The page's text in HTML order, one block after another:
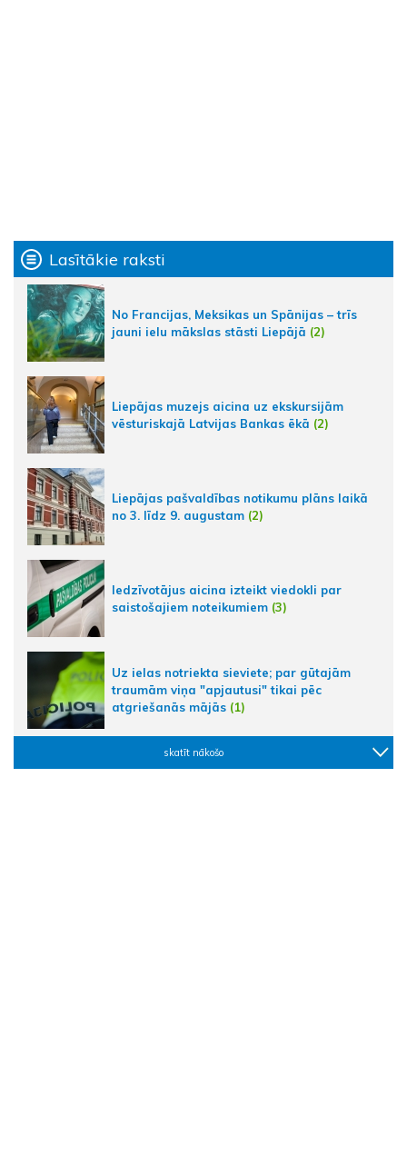
Lasītākie raksti
No Francijas, Meksikas un Spānijas – trīs
jauni ielu mākslas stāsti Liepājā (2)
Liepājas muzejs aicina uz ekskursijām
vēsturiskajā Latvijas Bankas ēkā (2)
Liepājas pašvaldības notikumu plāns laikā
no 3. līdz 9. augustam (2)
Iedzīvotājus aicina izteikt viedokli par
saistošajiem noteikumiem (3)
Uz ielas notriekta sieviete; par gūtajām
traumām viņa "apjautusi" tikai pēc
atgriešanās mājās (1)
skatīt nākošo